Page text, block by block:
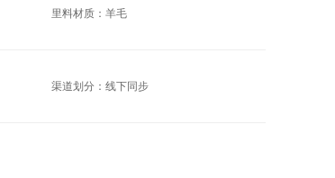
里料材质：羊毛
渠道划分：线下同步